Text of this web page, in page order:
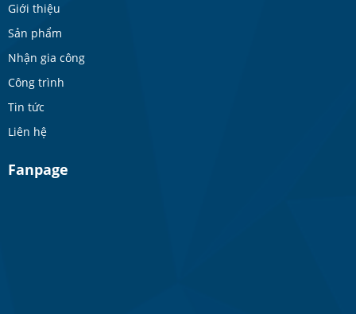
Giới thiệu
Sản phẩm
Nhận gia công
Công trình
Tin tức
Liên hệ
Fanpage